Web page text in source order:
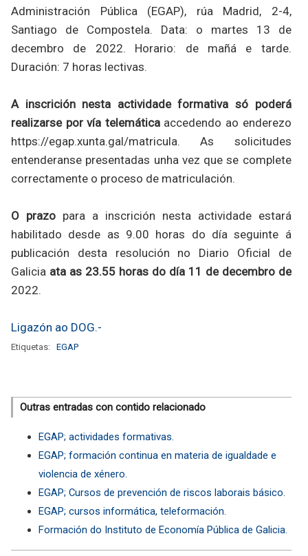
Administración Pública (EGAP), rúa Madrid, 2-4,
Santiago de Compostela. Data: o martes 13 de
decembro de 2022. Horario: de mañá e tarde.
Duración: 7 horas lectivas.
A inscrición nesta actividade formativa só poderá
realizarse por vía telemática accedendo ao enderezo
https://egap.xunta.gal/matricula. As solicitudes
entenderanse presentadas unha vez que se complete
correctamente o proceso de matriculación.
O prazopara a inscrición nesta actividade estará
habilitado desde as 9.00 horas do día seguinte á
publicación desta resolución no Diario Oficial de
Galicia ata as 23.55 horas do día 11 de decembro de
2022.
Ligazón ao DOG.-
Etiquetas: EGAP
Outras entradas con contido relacionado
EGAP; actividades formativas.
EGAP; formación continua en materia de igualdade e
violencia de xénero.
EGAP; Cursos de prevención de riscos laborais básico.
EGAP; cursos informática, teleformación.
Formación do Instituto de Economía Pública de Galicia.